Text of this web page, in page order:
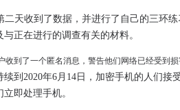
爱立信进入网络管弦乐运行和自动化的工业势头
二天收到了数据，并进行了自己的三环
与正在进行的调查有关的材料。
收到了一个匿名消息，警告他们网络已经受到
续到2020年6月14日，加密手机的人们接
即处理手机。